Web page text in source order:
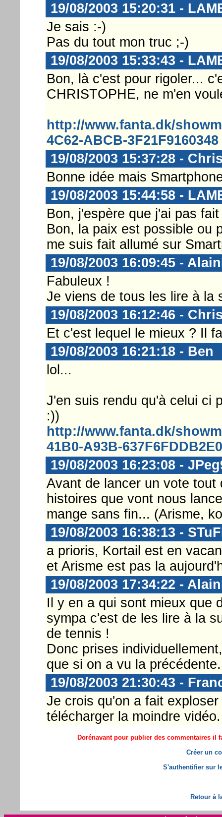
19/08/2003 15:20:31 -
Je sais :-)
Pas du tout mon truc ;-)
19/08/2003 15:33:43 -
Bon, là c'est pour rigoler...
CHRISTOPHE, ne m'en
http://www.fanta.dk/
4C62-ABCB-3F21F9160348
19/08/2003 15:37:28 -
Bonne idée mais
19/08/2003 15:44:58 -
Bon, j'espère que j'ai pas
Bon, la paix est possible ou
me suis fait allumé sur
19/08/2003 16:09:45 -
Fabuleux !
Je viens de tous les lire à la
19/08/2003 16:12:46 -
Et c'est lequel le mieux ? Il
19/08/2003 16:21:18 - Ben
lol...
J'en suis rendu qu'à celui ci
:))
http://www.fanta.dk/
41B0-A93B-637F6FDDB2E0
19/08/2003 16:23:08 -
Avant de lancer un vote
histoires que vont nous
mange sans fin... (Arisme,
19/08/2003 16:38:13 -
a prioris, Kortail est en
et Arisme est pas la
19/08/2003 17:34:22 -
Il y en a qui sont mieux que
sympa c'est de les lire à la
de tennis !
Donc prises
que si on a vu la précédente.
19/08/2003 21:30:43 -
Je crois qu'on a fait
télécharger la moindre
Dorénavant pour publier des commentaires il
Créer un
S'authentifier sur
Retour à